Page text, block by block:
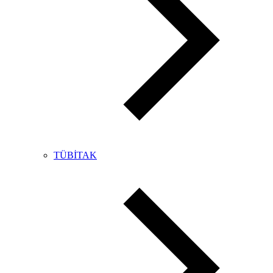
TÜBİTAK